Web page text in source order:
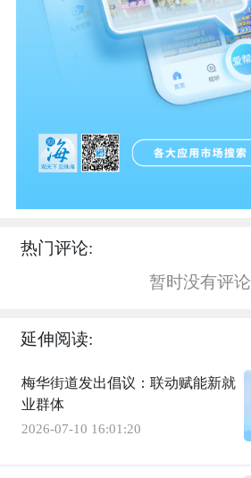
热门评论:
暂时没有评论
延伸阅读:
梅华街道发出倡议：联动赋能新就
业群体
2026-07-10 16:01:20